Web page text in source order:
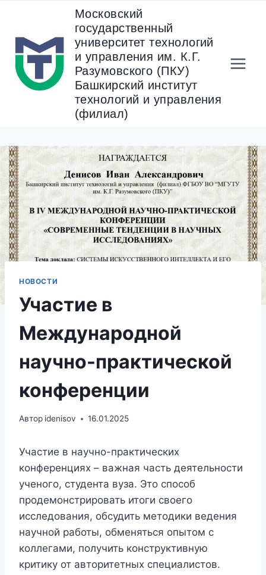
содержанию
Московский
государственный
университет технологий
и управления им. К.Г.
Разумовского (ПКУ)
Башкирский институт
технологий и управления
(филиал)
НОВОСТИ
Участие в
Международной
научно-практической
конференции
Автор idenisov 16.01.2025
Участие в научно-практических
конференциях – важная часть деятельности
ученого, студента вуза. Это способ
продемонстрировать итоги своего
исследования, обсудить методики ведения
научной работы, обменяться опытом с
коллегами, получить конструктивную
критику от авторитетных специалистов.